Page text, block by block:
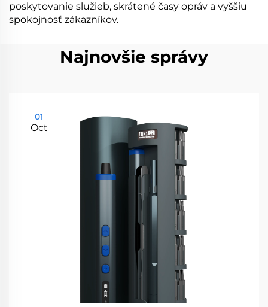
poskytovanie služieb, skrátené časy opráv a vyššiu
spokojnosť zákazníkov.
Najnovšie správy
01
Oct